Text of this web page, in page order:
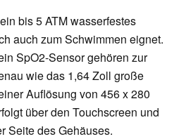
bis 5 ATM wasserfestes
auch zum Schwimmen eignet.
SpO2-Sensor gehören zur
wie das 1,64 Zoll große
Auflösung von 456 x 280
über den Touchscreen und
Seite des Gehäuses.